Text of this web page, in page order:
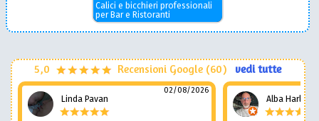
Calici e bicchieri professionali
per Bar e Ristoranti
5,0 Recensioni Google (60) vedi tutte
Linda Pavan
02/08/2026
Alba Harley